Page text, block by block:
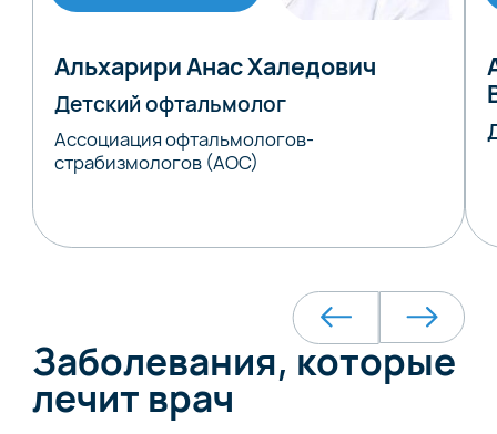
Альхарири Анас Халедович
Детский офтальмолог
Ассоциация офтальмологов-
страбизмологов (АОС)
Заболевания, которые
лечит врач